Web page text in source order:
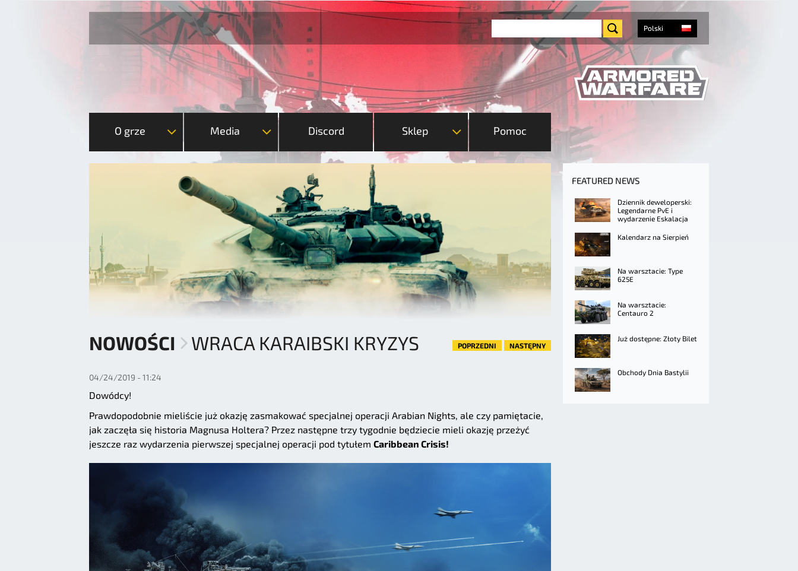
Polski
O grze Media Discord Sklep Pomoc
NOWOŚCI WRACA KARAIBSKI KRYZYS POPRZEDNI NASTĘPNY
04/24/2019 - 11:24
Dowódcy!
Prawdopodobnie mieliście już okazję zasmakować specjalnej operacji Arabian Nights, ale czy pamiętacie,
jak zaczęła się historia Magnusa Holtera? Przez następne trzy tygodnie będziecie mieli okazję przeżyć
jeszcze raz wydarzenia pierwszej specjalnej operacji pod tytułem Caribbean Crisis!
FEATURED NEWS
Dziennik deweloperski:
Legendarne PvE i
wydarzenie Eskalacja
Kalendarz na Sierpień
Na warsztacie: Type
625E
Na warsztacie:
Centauro 2
Już dostępne: Złoty Bilet
Obchody Dnia Bastylii